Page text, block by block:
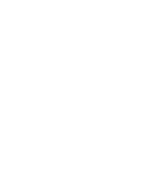
以“盲饮”方式猜